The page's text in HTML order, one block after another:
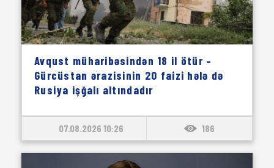
Avqust müharibəsindən 18 il ötür –
Gürcüstan ərazisinin 20 faizi hələ də
Rusiya işğalı altındadır
07.08.2026 10:26 186